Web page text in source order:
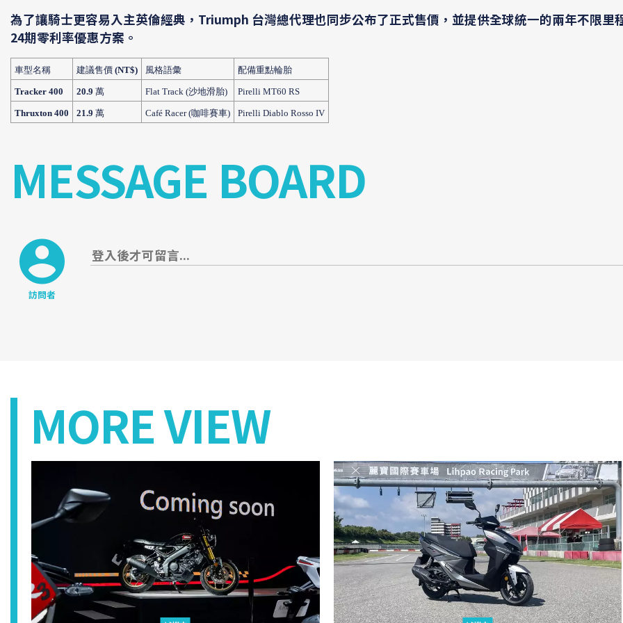
為了讓騎士更容易入主英倫經典，Triumph 台灣總代理也同步公布了正式售價，並提供全球統一的兩年不限里
24期零利率優惠方案。
車型名稱 建議售價 (NT$) 風格語彙 配備重點輪胎
Tracker 400 20.9 萬 Flat Track (沙地滑胎) Pirelli MT60 RS
Thruxton 400 21.9 萬 Café Racer (咖啡賽車) Pirelli Diablo Rosso IV
MESSAGE BOARD
訪問者
MORE VIEW